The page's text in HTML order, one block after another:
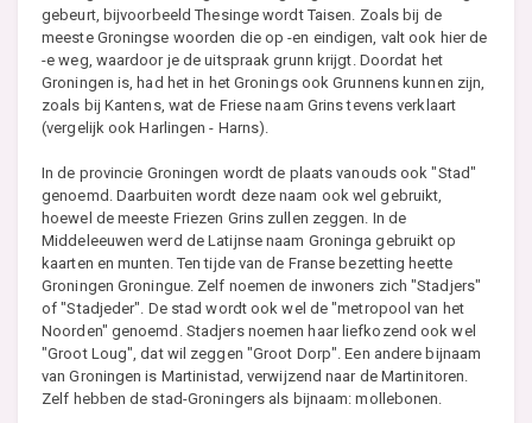
gebeurt, bijvoorbeeld Thesinge wordt Taisen. Zoals bij de
meeste Groningse woorden die op -en eindigen, valt ook hier de
-e weg, waardoor je de uitspraak grunn krijgt. Doordat het
Groningen is, had het in het Gronings ook Grunnens kunnen zijn,
zoals bij Kantens, wat de Friese naam Grins tevens verklaart
(vergelijk ook Harlingen - Harns).
In de provincie Groningen wordt de plaats vanouds ook "Stad"
genoemd. Daarbuiten wordt deze naam ook wel gebruikt,
hoewel de meeste Friezen Grins zullen zeggen. In de
Middeleeuwen werd de Latijnse naam Groninga gebruikt op
kaarten en munten. Ten tijde van de Franse bezetting heette
Groningen Groningue. Zelf noemen de inwoners zich "Stadjers"
of "Stadjeder". De stad wordt ook wel de "metropool van het
Noorden" genoemd. Stadjers noemen haar liefkozend ook wel
"Groot Loug", dat wil zeggen "Groot Dorp". Een andere bijnaam
van Groningen is Martinistad, verwijzend naar de Martinitoren.
Zelf hebben de stad-Groningers als bijnaam: mollebonen.